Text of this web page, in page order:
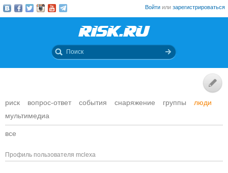
Войти или зарегистрироваться
риск вопрос-ответ события снаряжение группы
люди
мультимедиа
все
Профиль пользователя mclexa